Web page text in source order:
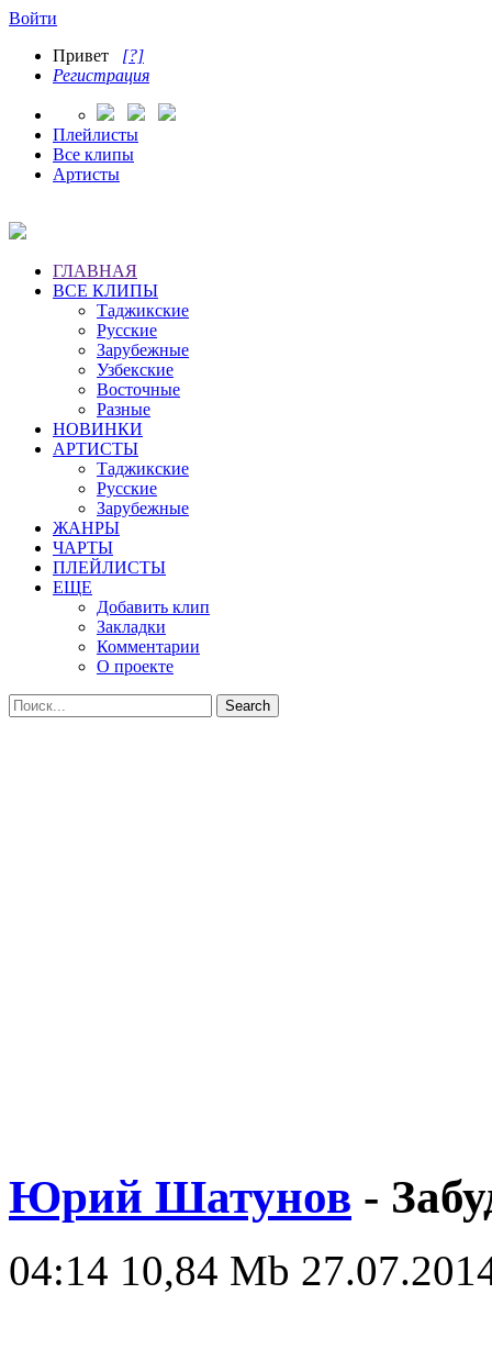
Войти
Привет [?]
Регистрация
Плейлисты
Все клипы
Артисты
ГЛАВНАЯ
ВСЕ КЛИПЫ
Таджикские
Русские
Зарубежные
Узбекские
Восточные
Разные
НОВИНКИ
АРТИСТЫ
Таджикские
Русские
Зарубежные
ЖАНРЫ
ЧАРТЫ
ПЛЕЙЛИСТЫ
ЕЩЕ
Добавить клип
Закладки
Комментарии
О проекте
Юрий Шатунов -
04:14 10,84 Mb